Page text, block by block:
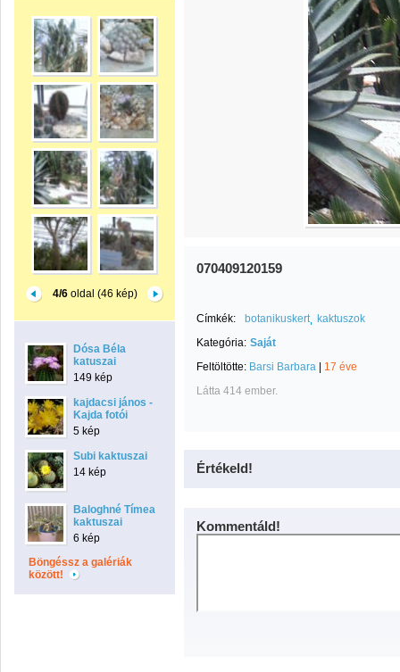
4/6oldal (46 kép)
Dósa Béla
katuszai
149 kép
kajdacsi jános -
Kajda fotói
5 kép
Subi kaktuszai
14 kép
Baloghné Tímea
kaktuszai
6 kép
Böngéssz a galériák
között!
070409120159
Címkék: botanikuskert
kaktuszok
Kategória: Saját
Feltöltötte: Barsi Barbara
17 éve
Látta 414 ember.
Értékeld!
Kommentáld!